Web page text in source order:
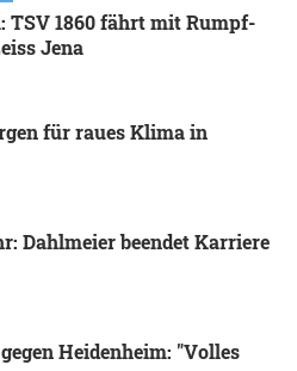
TSV 1860 fährt mit Rumpf-
Jena
für raues Klima in
Dahlmeier beendet Karriere
Heidenheim: "Volles